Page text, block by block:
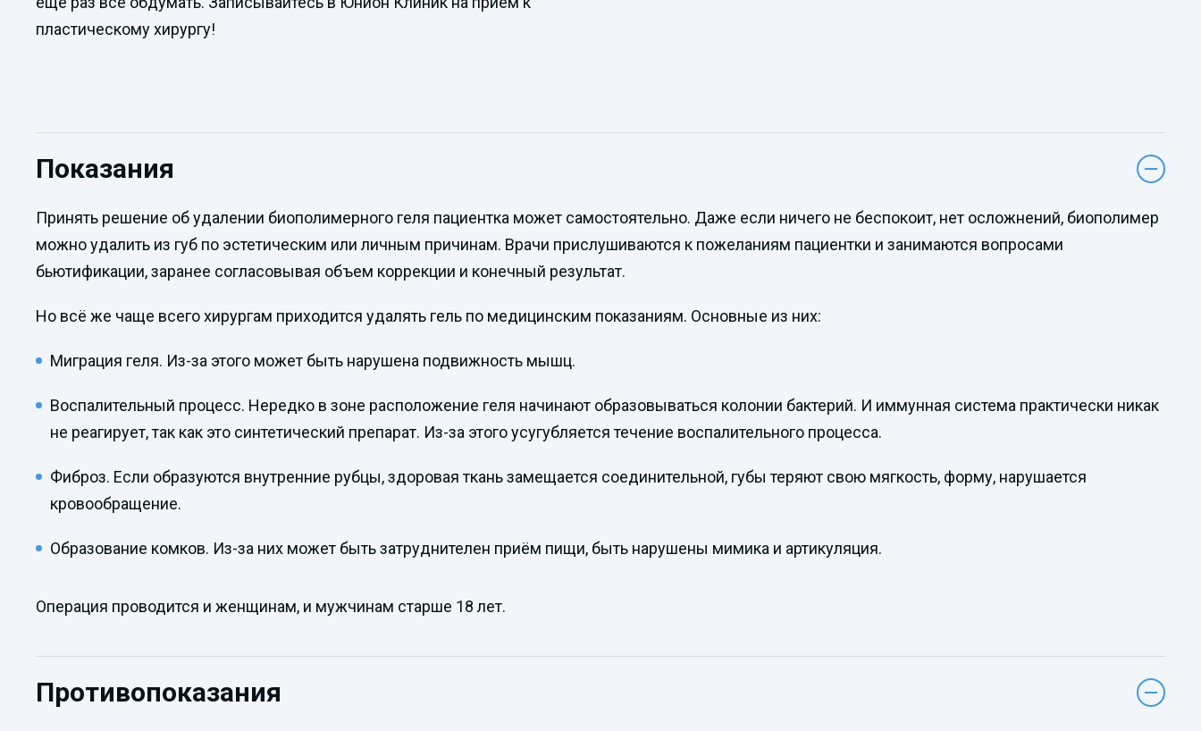
пластическому хирургу!
Показания
Принять решение об удалении биополимерного геля пациентка может самостоятельно. Даже если ничего не беспокоит, нет осложнений, биополимер
можно удалить из губ по эстетическим или личным причинам. Врачи прислушиваются к пожеланиям пациентки и занимаются вопросами
бьютификации, заранее согласовывая объем коррекции и конечный результат.
Но всё же чаще всего хирургам приходится удалять гель по медицинским показаниям. Основные из них:
Миграция геля. Из-за этого может быть нарушена подвижность мышц.
Воспалительный процесс. Нередко в зоне расположение геля начинают образовываться колонии бактерий. И иммунная система практически никак
не реагирует, так как это синтетический препарат. Из-за этого усугубляется течение воспалительного процесса.
Фиброз. Если образуются внутренние рубцы, здоровая ткань замещается соединительной, губы теряют свою мягкость, форму, нарушается
кровообращение.
Образование комков. Из-за них может быть затруднителен приём пищи, быть нарушены мимика и артикуляция.
Операция проводится и женщинам, и мужчинам старше 18 лет.
Противопоказания